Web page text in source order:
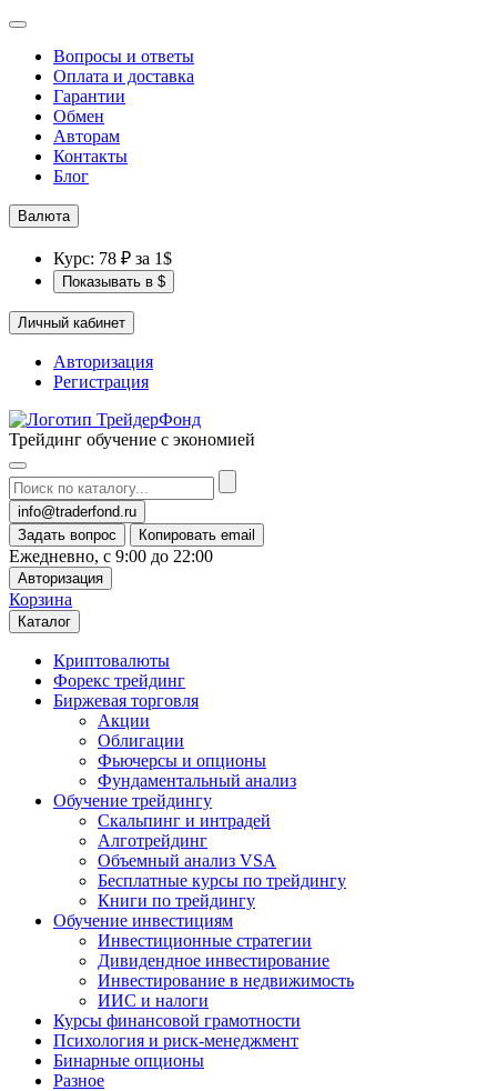
Вопросы и ответы
Оплата и доставка
Гарантии
Обмен
Авторам
Контакты
Блог
Валюта
Курс: 78 ₽ за 1$
Показывать в $
Личный кабинет
Авторизация
Регистрация
Трейдинг обучение с экономией
info@traderfond.ru
Задать вопрос
Копировать email
Ежедневно, с 9:00 до 22:00
Авторизация
Корзина
Каталог
Криптовалюты
Форекс трейдинг
Биржевая торговля
Акции
Облигации
Фьючерсы и опционы
Фундаментальный анализ
Обучение трейдингу
Скальпинг и интрадей
Алготрейдинг
Объемный анализ VSA
Бесплатные курсы по трейдингу
Книги по трейдингу
Обучение инвестициям
Инвестиционные стратегии
Дивидендное инвестирование
Инвестирование в недвижимость
ИИС и налоги
Курсы финансовой грамотности
Психология и риск-менеджмент
Бинарные опционы
Разное